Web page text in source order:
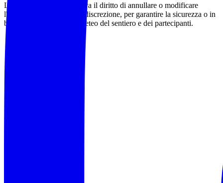
L'accompagnatore si riserva il diritto di annullare o modificare
l'itinerario proposto a sua discrezione, per garantire la sicurezza o in
base alle condizioni del meteo del sentiero e dei partecipanti.